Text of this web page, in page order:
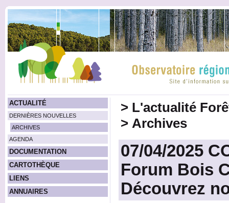
ACTUALITÉ
DERNIÈRES NOUVELLES
ARCHIVES
AGENDA
DOCUMENTATION
CARTOTHÈQUE
LIENS
ANNUAIRES
> L'actualité
> Archives
07/04/2025
Forum Bois
Découvrez